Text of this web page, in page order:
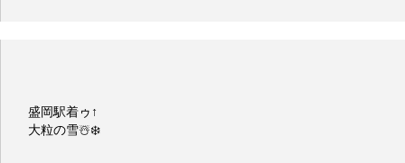
盛岡駅着ゥ↑
大粒の雪☃️❄️